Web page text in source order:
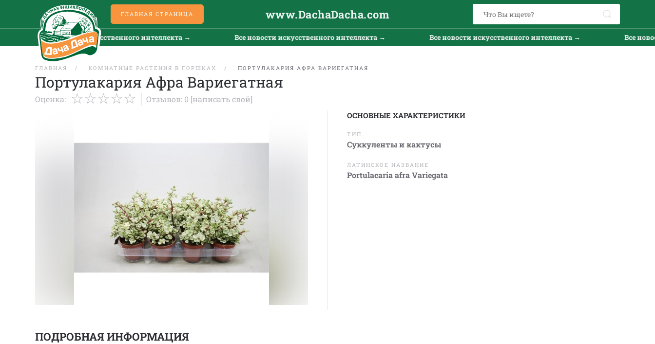
ГЛАВНАЯ СТРАНИЦА www.DachaDacha.com
Все новости искусственного интеллекта → Все новости искусственного интеллекта → Все новости искусственного интеллекта → Все
ГЛАВНАЯ КОМНАТНЫЕ РАСТЕНИЯ В ГОРШКАХ ПОРТУЛАКАРИЯ АФРА ВАРИЕГАТНАЯ
Портулакария Афра Вариегатная
Оценка: Отзывов: 0 [написать свой]
ОСНОВНЫЕ ХАРАКТЕРИСТИКИ
ТИП
Суккуленты и кактусы
ЛАТИНСКОЕ НАЗВАНИЕ
Portulacaria afra Variegata
ПОДРОБНАЯ ИНФОРМАЦИЯ